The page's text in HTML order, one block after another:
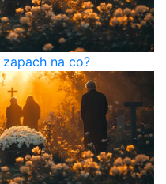
na co?